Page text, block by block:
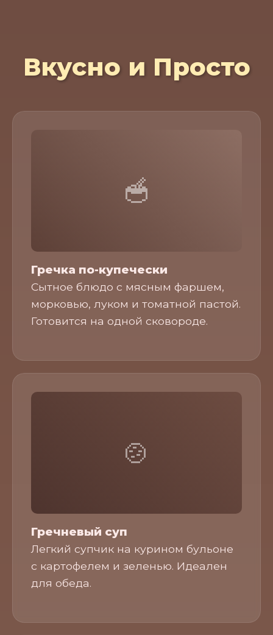
Вкусно и Просто
🥣
Гречка по-купечески
Сытное блюдо с мясным фаршем,
морковью, луком и томатной пастой.
Готовится на одной сковороде.
🍲
Гречневый суп
Легкий супчик на курином бульоне
с картофелем и зеленью. Идеален
для обеда.